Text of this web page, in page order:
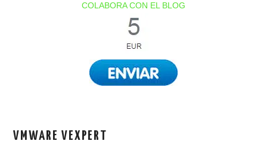
COLABORA CON EL BLOG
VMWARE VEXPERT